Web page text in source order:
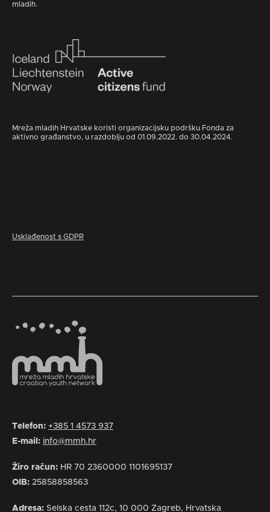
mladih.
Mreža mladih Hrvatske koristi organizacijsku podršku Fonda za
aktivno građanstvo, u razdoblju od 01.09.2022. do 30.04.2024.
Usklađenost s GDPR
Telefon: +385 1 4573 937
E-mail: info@mmh.hr
Žiro račun: HR 70 2360000 1101695137
OIB: 25858858563
Adresa: Selska cesta 112c, 10 000 Zagreb, Hrvatska